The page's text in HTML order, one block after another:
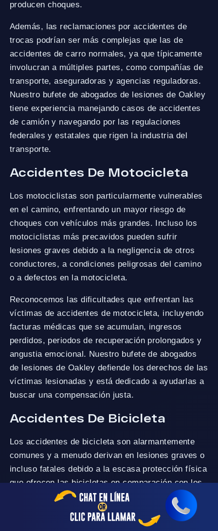
producen choques.
Además, las reclamaciones por accidentes de
trocas podrían ser más complejas que las de
accidentes de carro normales, ya que típicamente
involucran a múltiples partes, como compañías de
transporte, aseguradoras y agencias reguladoras.
Nuestro bufete de abogados de lesiones de Oakley
tiene experiencia manejando casos de accidentes
de camión y navegando por las regulaciones
federales y estatales que rigen la industria del
transporte.
Accidentes De Motocicleta
Los motociclistas son particularmente vulnerables
en el camino, enfrentando un mayor riesgo de
choques con vehículos más grandes. Incluso los
motociclistas más precavidos pueden sufrir
lesiones graves debido a la negligencia de otros
conductores, a condiciones peligrosas del camino
o a defectos en la motocicleta.
Reconocemos las dificultades que enfrentan las
víctimas de accidentes de motocicleta, incluyendo
facturas médicas que se acumulan, ingresos
perdidos, periodos de recuperación prolongados y
angustia emocional. Nuestro bufete de abogados
de lesiones de Oakley defiende los derechos de las
víctimas lesionadas y está dedicado a ayudarlas a
buscar una compensación justa.
Accidentes De Bicicleta
Los accidentes de bicicleta son alarmantemente
comunes y a menudo derivan en lesiones graves o
incluso fatales debido a la escasa protección física
que ofrecen las bicicletas en comparación con los
vehículos motorizados. Incluso a bajas
velocidades, los choques entre bicicletas y
vehículos motorizados pueden tener